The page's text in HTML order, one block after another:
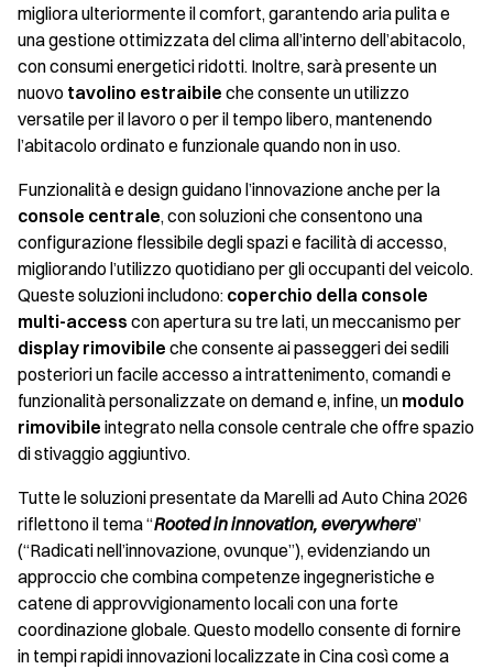
migliora ulteriormente il comfort, garantendo aria pulita e
una gestione ottimizzata del clima all’interno dell’abitacolo,
con consumi energetici ridotti. Inoltre, sarà presente un
nuovo tavolino estraibile che consente un utilizzo
versatile per il lavoro o per il tempo libero, mantenendo
l’abitacolo ordinato e funzionale quando non in uso.
Funzionalità e design guidano l’innovazione anche per la
console centrale, con soluzioni che consentono una
configurazione flessibile degli spazi e facilità di accesso,
migliorando l’utilizzo quotidiano per gli occupanti del veicolo.
Queste soluzioni includono: coperchio della console
multi-access con apertura su tre lati, un meccanismo per
display rimovibile che consente ai passeggeri dei sedili
posteriori un facile accesso a intrattenimento, comandi e
funzionalità personalizzate on demand e, infine, un modulo
rimovibile integrato nella console centrale che offre spazio
di stivaggio aggiuntivo.
Tutte le soluzioni presentate da Marelli ad Auto China 2026
riflettono il tema “Rooted in innovation, everywhere”
(“Radicati nell’innovazione, ovunque”), evidenziando un
approccio che combina competenze ingegneristiche e
catene di approvvigionamento locali con una forte
coordinazione globale. Questo modello consente di fornire
in tempi rapidi innovazioni localizzate in Cina così come a